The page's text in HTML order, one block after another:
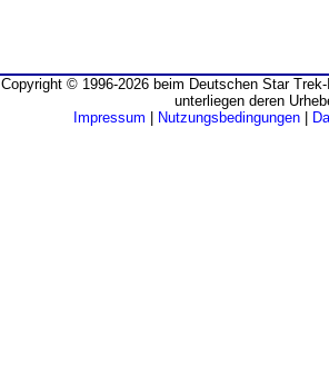
Copyright © 1996-2026 beim Deutschen Star
unterliegen deren
Impressum
Nutzungsbedingungen